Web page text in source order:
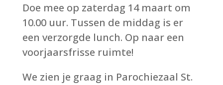
Doe mee op zaterdag 14 maart om
10.00 uur. Tussen de middag is er
een verzorgde lunch. Op naar een
voorjaarsfrisse ruimte!
We zien je graag in Parochiezaal St.